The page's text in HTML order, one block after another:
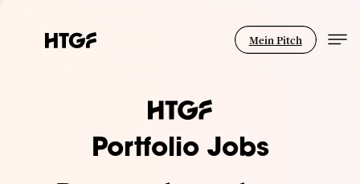
Mein Pitch
Portfolio Jobs